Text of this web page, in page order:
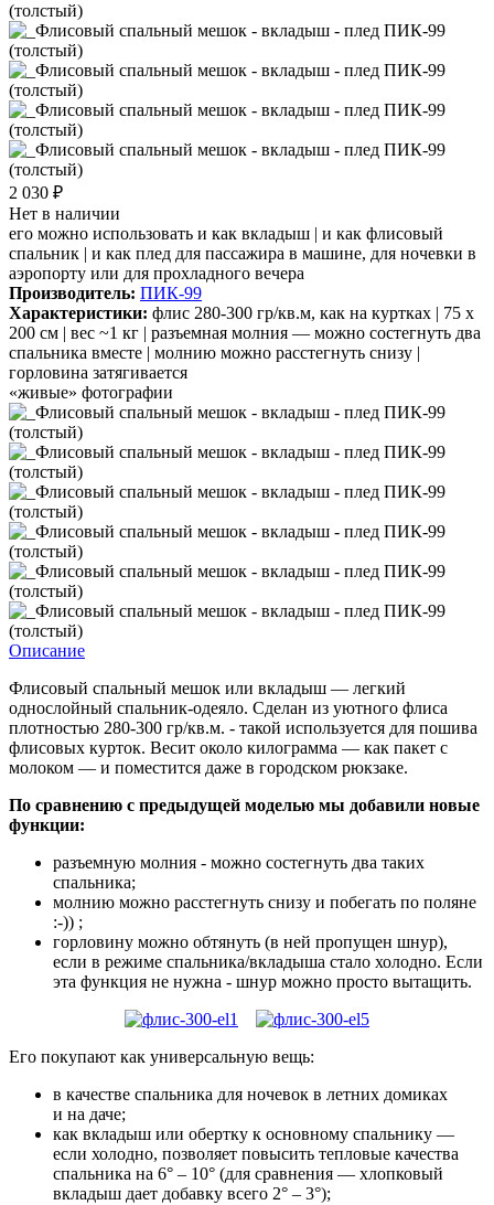
2 030 ₽
Нет в наличии
его можно использовать и как вкладыш | и как флисовый
спальник | и как плед для пассажира в машине, для ночевки в
аэропорту или для прохладного вечера
Производитель: ПИК-99
Характеристики: флис 280-300 гр/кв.м, как на куртках | 75 х
200 см | вес ~1 кг | разъемная молния — можно состегнуть два
спальника вместе | молнию можно расстегнуть снизу |
горловина затягивается
«живые» фотографии
Описание
Флисовый спальный мешок или вкладыш — легкий
однослойный спальник-одеяло. Сделан из уютного флиса
плотностью 280-300 гр/кв.м. - такой используется для пошива
флисовых курток. Весит около килограмма — как пакет с
молоком — и поместится даже в городском рюкзаке.
По сравнению с предыдущей моделью мы добавили новые
функции:
разъемную молния - можно состегнуть два таких
спальника;
молнию можно расстегнуть снизу и побегать по поляне
:-)) ;
горловину можно обтянуть (в ней пропущен шнур),
если в режиме спальника/вкладыша стало холодно. Если
эта функция не нужна - шнур можно просто вытащить.
Его покупают как универсальную вещь:
в качестве спальника для ночевок в летних домиках
и на даче;
как вкладыш или обертку к основному спальнику —
если холодно, позволяет повысить тепловые качества
спальника на 6° – 10° (для сравнения — хлопковый
вкладыш дает добавку всего 2° – 3°);